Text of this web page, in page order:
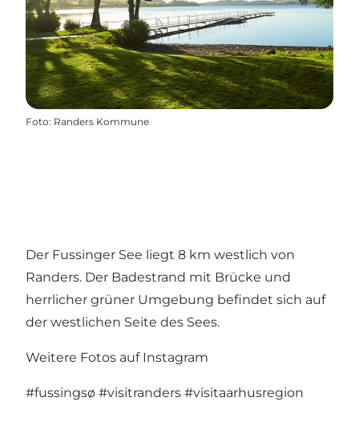
Foto: Randers Kommune
Der Fussinger See liegt 8 km westlich von
Randers. Der Badestrand mit Brücke und
herrlicher grüner Umgebung befindet sich auf
der westlichen Seite des Sees.
Weitere Fotos auf Instagram
#fussingsø #visitranders #visitaarhusregion